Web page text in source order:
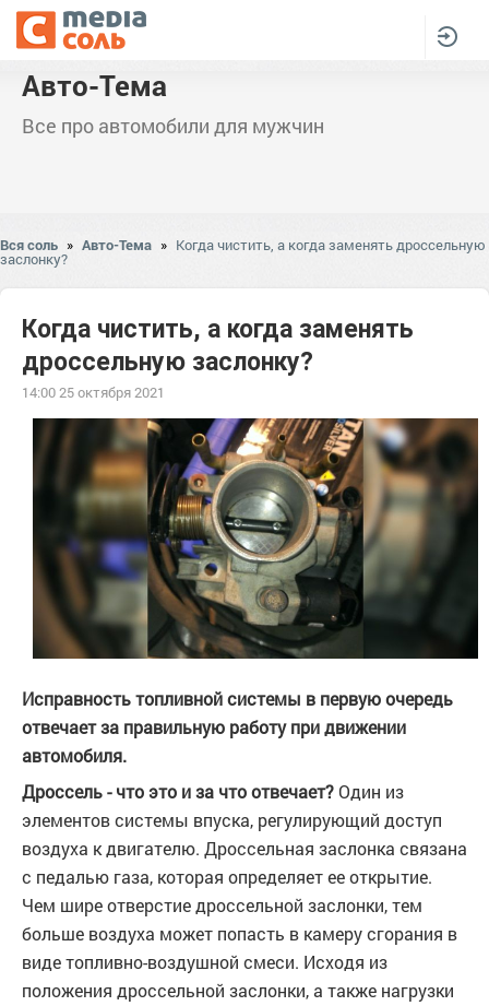
Авто-Тема
Все про автомобили для мужчин
Вся соль » Авто-Тема » Когда чистить, а когда заменять дроссельную
заслонку?
Когда чистить, а когда заменять
дроссельную заслонку?
14:00 25 октября 2021
Исправность топливной системы в первую очередь
отвечает за правильную работу при движении
автомобиля.
Дроссель - что это и за что отвечает? Один из
элементов системы впуска, регулирующий доступ
воздуха к двигателю. Дроссельная заслонка связана
с педалью газа, которая определяет ее открытие.
Чем шире отверстие дроссельной заслонки, тем
больше воздуха может попасть в камеру сгорания в
виде топливно-воздушной смеси. Исходя из
положения дроссельной заслонки, а также нагрузки